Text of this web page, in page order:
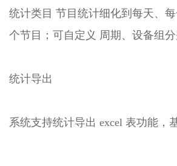
统计类目 节目统计细化到每天、
个节目；可自定义 周期、设备组
统计导出
系统支持统计导出 excel 表功能，